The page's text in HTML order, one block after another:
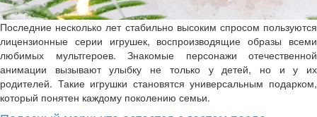
Последние несколько лет стабильно высоким спросом пользуются
лицензионные серии игрушек, воспроизводящие образы всеми
любимых мультгероев. Знакомые персонажи отечественной
анимации вызывают улыбку не только у детей, но и у их
родителей. Такие игрушки становятся универсальным подарком,
который понятен каждому поколению семьи.